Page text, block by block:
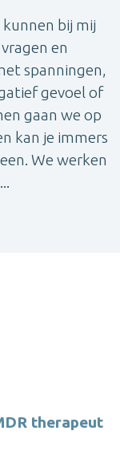
bij mij
en
spanningen,
gevoel of
gaan we op
kan je immers
We werken
therapeut